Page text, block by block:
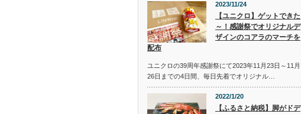
2023/11/24
【ユニクロ】ゲットできた
～！感謝祭でオリジナルデ
ザインのコアラのマーチを
配布
ユニクロの39周年感謝祭にて2023年11月23日～11月
26日までの4日間、毎日先着でオリジナル…
2022/1/20
【ふるさと納税】脚がドデ